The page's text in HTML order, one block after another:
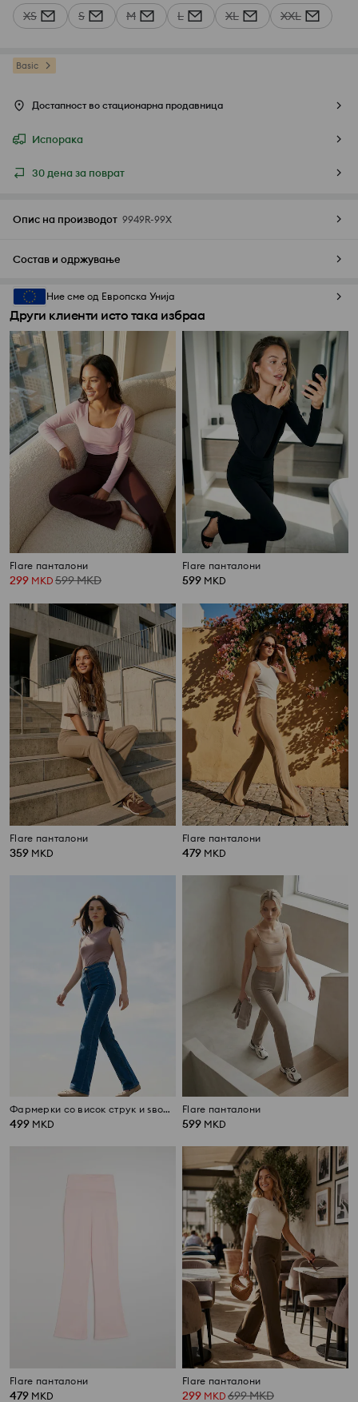
XS S M L XL XXL
Basic
Достапност во стационарна продавница
Испорака
30 дена за поврат
Опис на производот 9949R-99X
Состав и одржување
Ние сме од Европска Унија
Други клиенти исто така избраа
Flare панталони
299 MKD 599MKD
Flare панталони
599 MKD
Flare панталони
359 MKD
Flare панталони
479 MKD
Фармерки со висок струк и ѕвонеста форма
499 MKD
Flare панталони
599 MKD
Flare панталони
479 MKD
Flare панталони
299 MKD 699MKD